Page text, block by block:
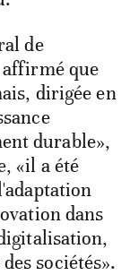
de
affirmé que
dirigée en
durable»,
«il a été
dans
sociétés».